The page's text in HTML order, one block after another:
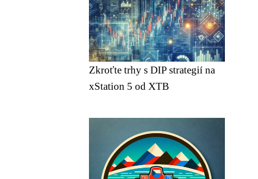
Zkroťte trhy s DIP strategií na
xStation 5 od XTB